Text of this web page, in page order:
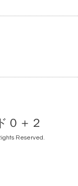
０＋２
Reserved.